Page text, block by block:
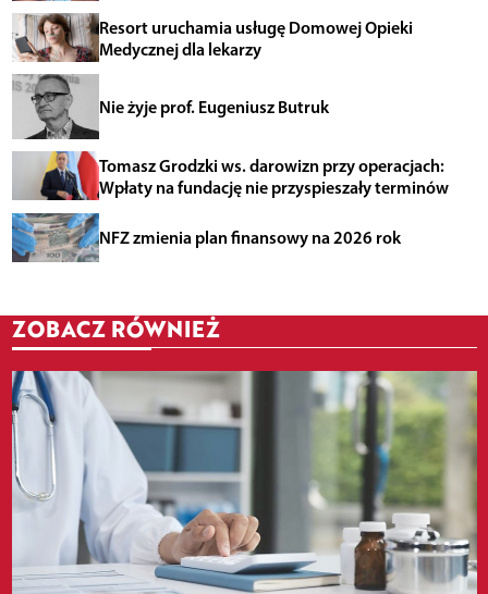
Resort uruchamia usługę Domowej Opieki
Medycznej dla lekarzy
Nie żyje prof. Eugeniusz Butruk
Tomasz Grodzki ws. darowizn przy operacjach:
Wpłaty na fundację nie przyspieszały terminów
NFZ zmienia plan finansowy na 2026 rok
ZOBACZ RÓWNIEŻ